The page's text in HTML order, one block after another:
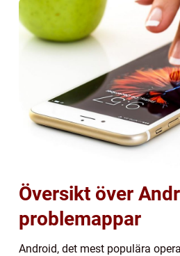
Översikt över
problemappar
Android, det mest populära